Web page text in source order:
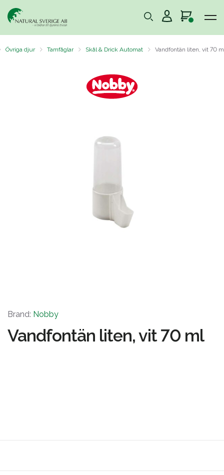
Övriga djur Tamfåglar Skål & Drick Automat Vandfontän liten, vit 70
Brand: Nobby
Vandfontän liten, vit 70 ml